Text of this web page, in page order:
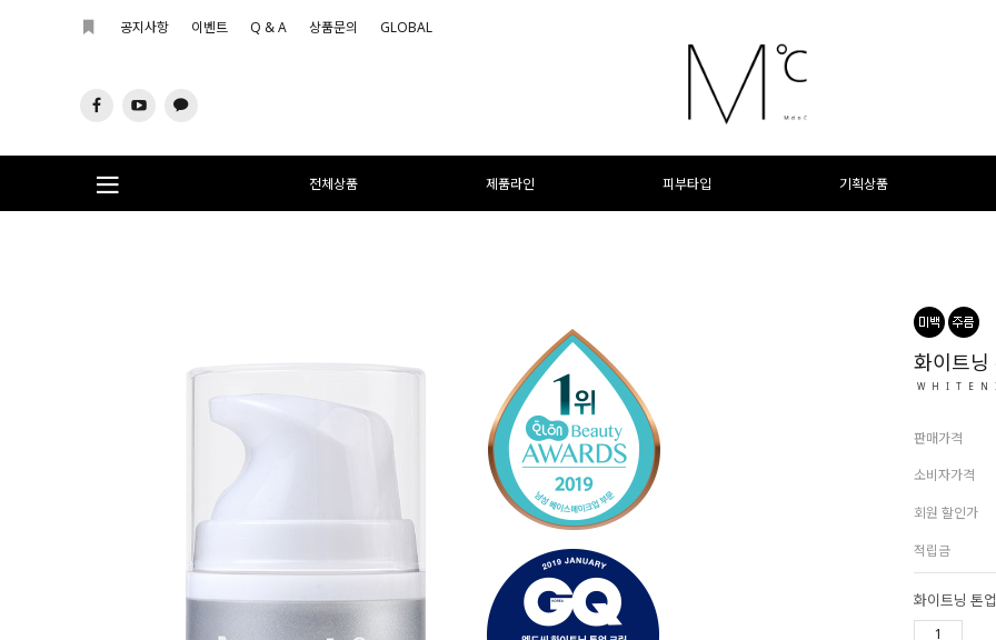
공지사항 이벤트 Q & A 상품문의 GLOBAL
전체상품 제품라인 피부타입 기획상품
화이트닝
판매가격
소비자가격
회원 할인가
적립금
화이트닝 톤